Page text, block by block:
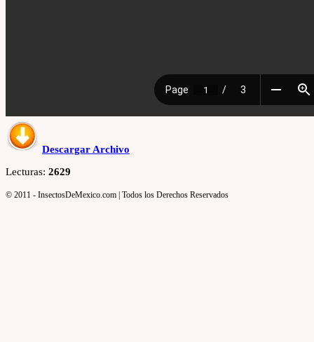
Descargar Archivo
Lecturas: 2629
© 2011 - InsectosDeMexico.com | Todos los Derechos Reservados